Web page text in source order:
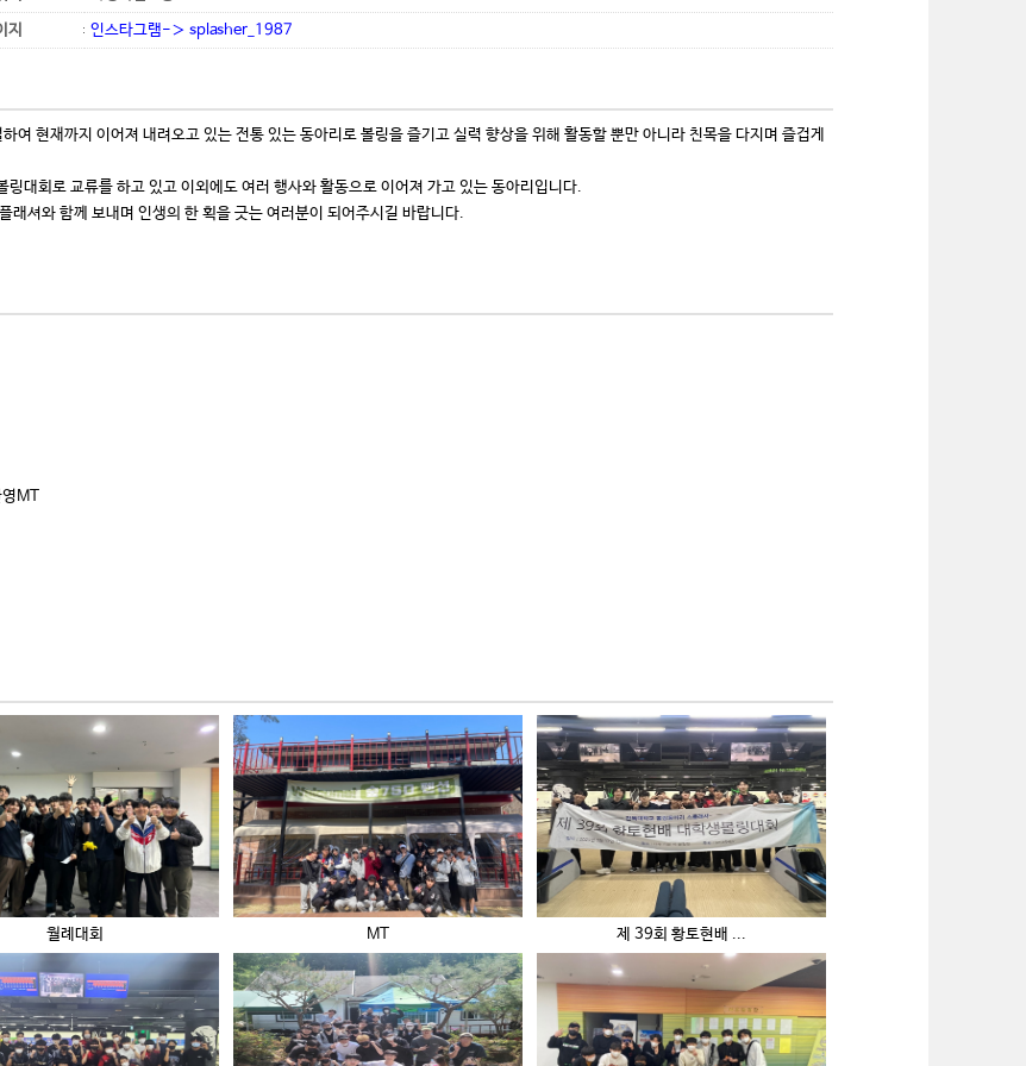
지
인스타그램-＞ splasher_1987
현재까지 이어져 내려오고 있는 전통 있는 동아리로 볼링을 즐기고 실력 향상을 위해 활동할 뿐만 아니라 친목을 다지며 즐겁게
대회로 교류를 하고 있고 이외에도 여러 행사와 활동으로 이어져 가고 있는 동아리입니다.
래셔와 함께 보내며 인생의 한 획을 긋는 여러분이 되어주시길 바랍니다.
MT
월례대회 MT 제 39회 황토현배 ...